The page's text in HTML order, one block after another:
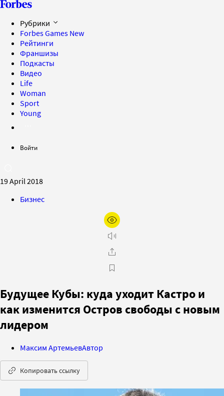
Рубрики
Forbes Games New
Рейтинги
Франшизы
Подкасты
Видео
Life
Woman
Sport
Young
Войти
19 April 2018
Бизнес
Будущее Кубы: куда уходит Кастро и
как изменится Остров свободы с новым
лидером
Максим АртемьевАвтор
Копировать ссылку